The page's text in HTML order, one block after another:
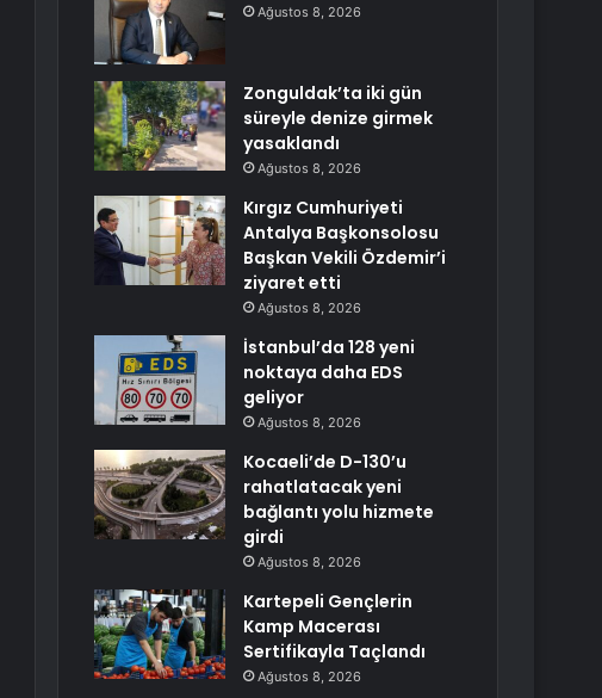
Ağustos 8, 2026
Zonguldak’ta iki gün
süreyle denize girmek
yasaklandı
Ağustos 8, 2026
Kırgız Cumhuriyeti
Antalya Başkonsolosu
Başkan Vekili Özdemir’i
ziyaret etti
Ağustos 8, 2026
İstanbul’da 128 yeni
noktaya daha EDS
geliyor
Ağustos 8, 2026
Kocaeli’de D-130’u
rahatlatacak yeni
bağlantı yolu hizmete
girdi
Ağustos 8, 2026
Kartepeli Gençlerin
Kamp Macerası
Sertifikayla Taçlandı
Ağustos 8, 2026